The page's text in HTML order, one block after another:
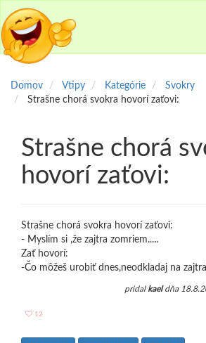
Domov Vtipy Kategórie
Svokry
Strašne chorá svokra hovorí zaťovi:
Strašne chorá
hovorí zaťovi:
Strašne chorá svokra hovorí zaťovi:
- Myslím si ,že zajtra zomriem.....
Zať hovorí:
-Čo môžeš urobiť dnes,neodkladaj na
pridal kaeldňa
12